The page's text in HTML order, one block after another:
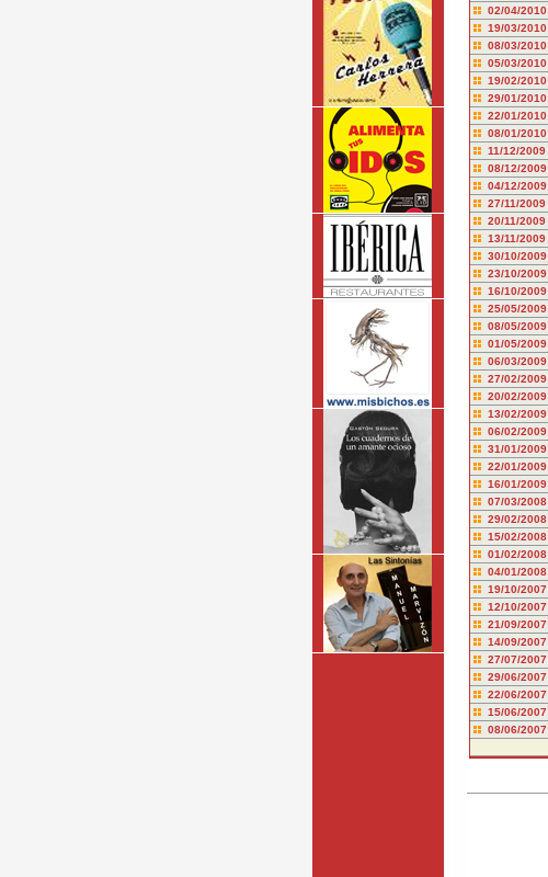
02/04/2010
19/03/2010
08/03/2010
05/03/2010
19/02/2010
29/01/2010
22/01/2010
08/01/2010
11/12/2009
08/12/2009
04/12/2009
27/11/2009
20/11/2009
13/11/2009
30/10/2009
23/10/2009
16/10/2009
25/05/2009
08/05/2009
01/05/2009
06/03/2009
27/02/2009
20/02/2009
13/02/2009
06/02/2009
31/01/2009
22/01/2009
16/01/2009
07/03/2008
29/02/2008
15/02/2008
01/02/2008
04/01/2008
19/10/2007
12/10/2007
21/09/2007
14/09/2007
27/07/2007
29/06/2007
22/06/2007
15/06/2007
08/06/2007